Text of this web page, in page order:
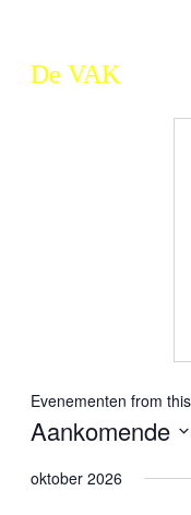
De VAK
Evenementen from
Aankomende
een
oktober 2026